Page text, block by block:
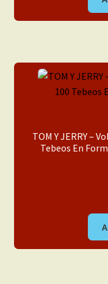
TOM Y JERRY –
Tebeos En